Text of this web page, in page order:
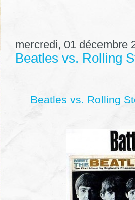
mercredi, 01 décembre
Beatles vs. Rolling
Beatles vs. Rolling